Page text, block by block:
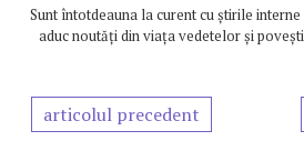
Sunt întotdeauna la curent cu știrile
aduc noutăți din viața vedetelor și
articolul precedent